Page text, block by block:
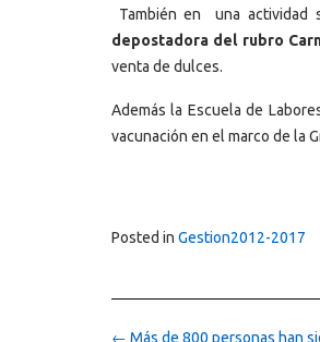
También en una actividad
depostadora del rubro
venta de dulces.
Además la Escuela de
vacunación en el marco de la
Posted in Gestion2012-2017
Post
← Más de 800 personas han